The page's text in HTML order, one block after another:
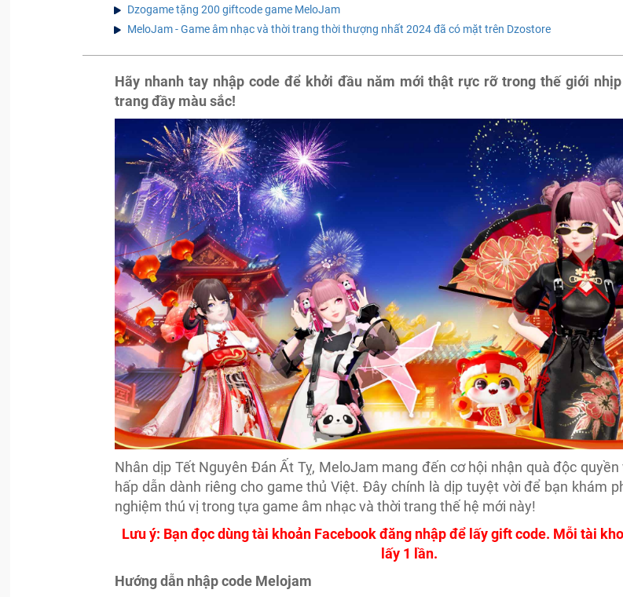
Dzogame tặng 200 giftcode game MeloJam
MeloJam - Game âm nhạc và thời trang thời thượng nhất 2024 đã có mặt trên Dzostore
Hãy nhanh tay nhập code để khởi đầu năm mới thật rực rỡ trong thế giới
trang đầy màu sắc!
Nhân dịp Tết Nguyên Đán Ất Tỵ, MeloJam mang đến cơ hội nhận quà độc quyền
hấp dẫn dành riêng cho game thủ Việt. Đây chính là dịp tuyệt vời để bạn khám
nghiệm thú vị trong tựa game âm nhạc và thời trang thế hệ mới này!
Lưu ý: Bạn đọc dùng tài khoản Facebook đăng nhập để lấy gift code. Mỗi tài
lấy 1 lần.
Hướng dẫn nhập code Melojam